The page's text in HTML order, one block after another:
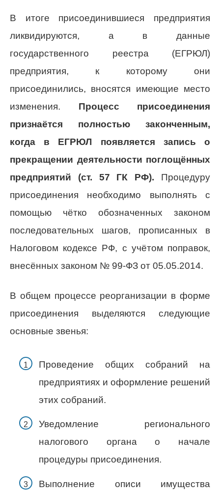
В итоге присоединившиеся предприятия
ликвидируются, а в данные
государственного реестра (ЕГРЮЛ)
предприятия, к которому они
присоединились, вносятся имеющие место
изменения. Процесс присоединения
признаётся полностью законченным,
когда в ЕГРЮЛ появляется запись о
прекращении деятельности поглощённых
предприятий (ст. 57 ГК РФ). Процедуру
присоединения необходимо выполнять с
помощью чётко обозначенных законом
последовательных шагов, прописанных в
Налоговом кодексе РФ, с учётом поправок,
внесённых законом № 99-ФЗ от 05.05.2014.
В общем процессе реорганизации в форме
присоединения выделяются следующие
основные звенья:
Проведение общих собраний на
предприятиях и оформление решений
этих собраний.
Уведомление регионального
налогового органа о начале
процедуры присоединения.
Выполнение описи имущества